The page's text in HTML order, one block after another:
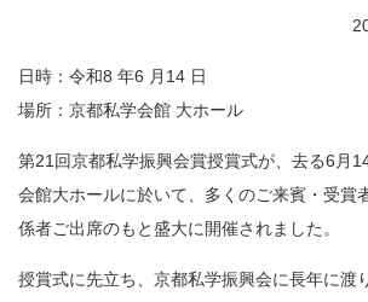
日時：令和8 年6 月14 日
場所：京都私学会館 大ホール
第21回京都私学振興会賞授賞式が、去る6月
会館大ホールに於いて、多くのご来賓・受賞
係者ご出席のもと盛大に開催されました。
授賞式に先立ち、京都私学振興会に長年に渡